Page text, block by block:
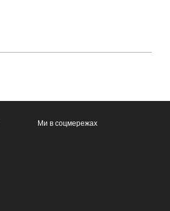
Ми в соцмережах